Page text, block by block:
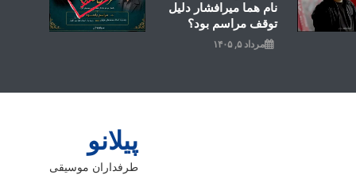
نام هما میرافشار دلیل
توقف مراسم بود؟
مرداد ۵, ۱۴۰۵
پیلانو
طرفداران موسیقی